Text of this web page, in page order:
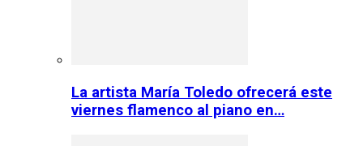
La artista María Toledo ofrecerá este
viernes flamenco al piano en…